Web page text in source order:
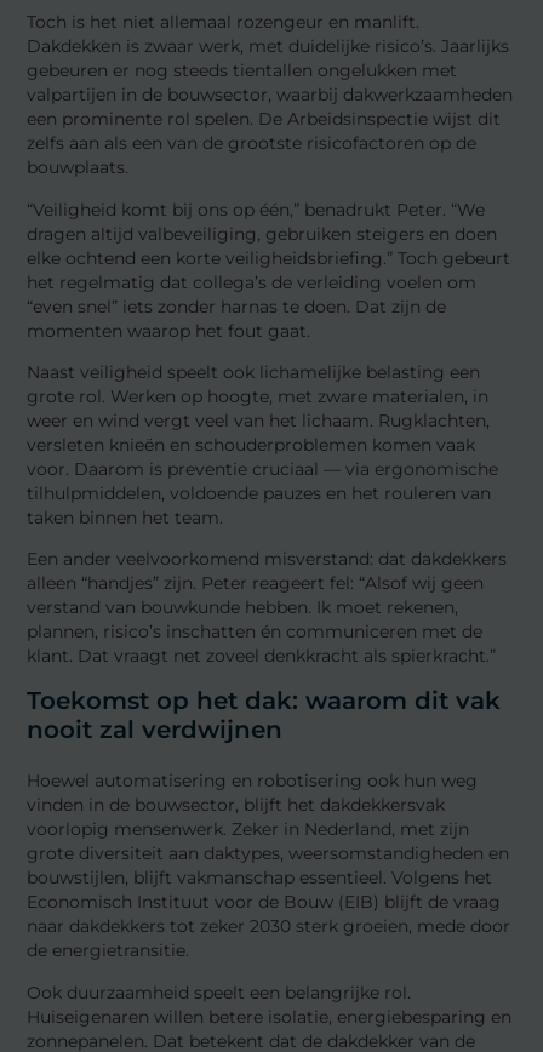
Toch is het niet allemaal rozengeur en manlift.
Dakdekken is zwaar werk, met duidelijke risico’s. Jaarlijks
gebeuren er nog steeds tientallen ongelukken met
valpartijen in de bouwsector, waarbij dakwerkzaamheden
een prominente rol spelen. De Arbeidsinspectie wijst dit
zelfs aan als een van de grootste risicofactoren op de
bouwplaats.
“Veiligheid komt bij ons op één,” benadrukt Peter. “We
dragen altijd valbeveiliging, gebruiken steigers en doen
elke ochtend een korte veiligheidsbriefing.” Toch gebeurt
het regelmatig dat collega’s de verleiding voelen om
“even snel” iets zonder harnas te doen. Dat zijn de
momenten waarop het fout gaat.
Naast veiligheid speelt ook lichamelijke belasting een
grote rol. Werken op hoogte, met zware materialen, in
weer en wind vergt veel van het lichaam. Rugklachten,
versleten knieën en schouderproblemen komen vaak
voor. Daarom is preventie cruciaal — via ergonomische
tilhulpmiddelen, voldoende pauzes en het rouleren van
taken binnen het team.
Een ander veelvoorkomend misverstand: dat dakdekkers
alleen “handjes” zijn. Peter reageert fel: “Alsof wij geen
verstand van bouwkunde hebben. Ik moet rekenen,
plannen, risico’s inschatten én communiceren met de
klant. Dat vraagt net zoveel denkkracht als spierkracht.”
Toekomst op het dak: waarom dit vak
nooit zal verdwijnen
Hoewel automatisering en robotisering ook hun weg
vinden in de bouwsector, blijft het dakdekkersvak
voorlopig mensenwerk. Zeker in Nederland, met zijn
grote diversiteit aan daktypes, weersomstandigheden en
bouwstijlen, blijft vakmanschap essentieel. Volgens het
Economisch Instituut voor de Bouw (EIB) blijft de vraag
naar dakdekkers tot zeker 2030 sterk groeien, mede door
de energietransitie.
Ook duurzaamheid speelt een belangrijke rol.
Huiseigenaren willen betere isolatie, energiebesparing en
zonnepanelen. Dat betekent dat de dakdekker van de